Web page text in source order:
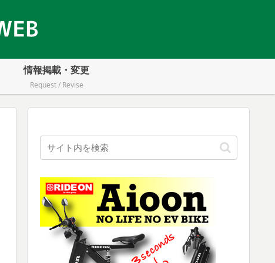
情報掲載・変更
Request / Revise